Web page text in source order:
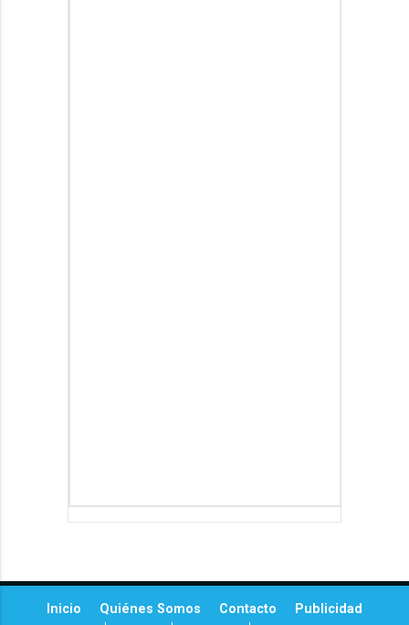
Inicio Quiénes Somos Contacto
Publicidad